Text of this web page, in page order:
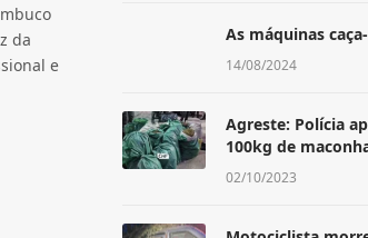
da
e
As máquinas
14/08/2024
Agreste: Polícia
100kg de
02/10/2023